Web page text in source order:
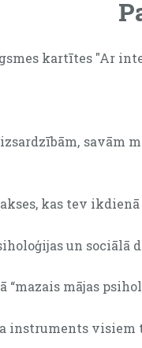
kartītes "Ar
savām
kas tev
un sociālā
“mazais mājas
instruments visiem